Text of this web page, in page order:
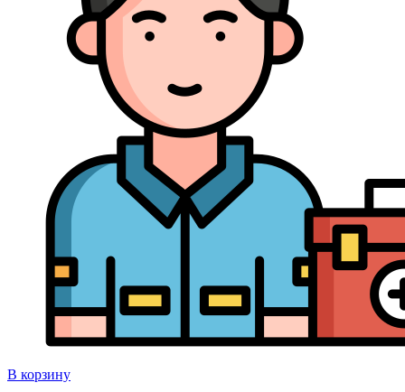
В корзину